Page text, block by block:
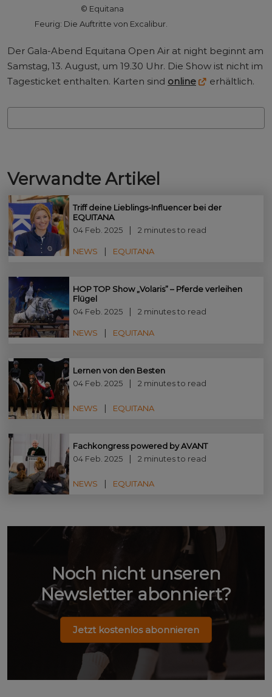
© Equitana
Feurig: Die Auftritte von Excalibur.
Der Gala-Abend Equitana Open Air at night beginnt am
Samstag, 13. August, um 19.30 Uhr. Die Show ist nicht im
Tagesticket enthalten. Karten sind online erhältlich.
Verwandte Artikel
Triff deine Lieblings-Influencer bei der
EQUITANA
04 Feb. 2025
2 minutes to read
NEWS EQUITANA
HOP TOP Show „Volaris” – Pferde verleihen
Flügel
04 Feb. 2025
2 minutes to read
NEWS EQUITANA
Lernen von den Besten
04 Feb. 2025
2 minutes to read
NEWS EQUITANA
Fachkongress powered by AVANT
04 Feb. 2025
2 minutes to read
NEWS EQUITANA
Noch nicht unseren
Newsletter abonniert?
Jetzt kostenlos abonnieren